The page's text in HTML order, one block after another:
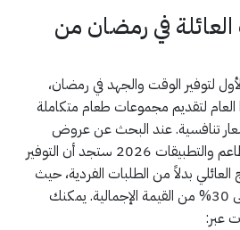
في رمضان من
الأول لتوفير الوقت والجهد في رمضان،
لتقديم مجموعات طعام متكاملة
10 أفراد بأسعار تنافسية. عند البحث عن عروض
العزومات الرمضانية من المطاعم والتطبيقات 2026 ستجد أن التوفير
بدلاً من الطلبات الفردية، حيث
توفر هذه الوجبات ما يصل إلى 30% من القيمة الإجمالية. يمكنك
عبر: